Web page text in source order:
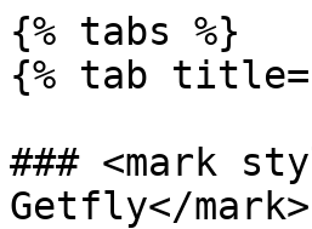
{% tabs %}
{% tab
### <mark
Getfly</mark>